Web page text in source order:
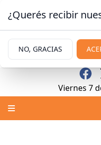
Viernes 7
¿Querés recibir
NO, GRACIAS